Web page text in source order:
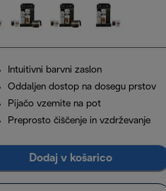
Intuitivni barvni zaslon
Oddaljen dostop na dosegu prstov
Pijačo vzemite na pot
Preprosto čiščenje in vzdrževanje
Dodaj v košarico